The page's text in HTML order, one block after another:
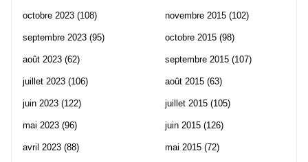
octobre 2023 (108)
septembre 2023 (95)
août 2023 (62)
juillet 2023 (106)
juin 2023 (122)
mai 2023 (96)
avril 2023 (88)
novembre 2015 (102)
octobre 2015 (98)
septembre 2015 (107)
août 2015 (63)
juillet 2015 (105)
juin 2015 (126)
mai 2015 (72)